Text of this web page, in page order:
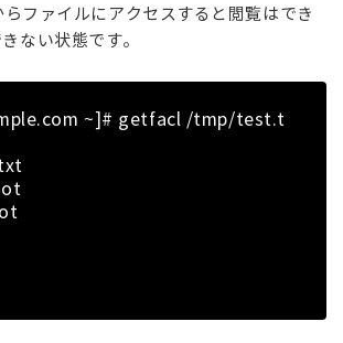
ファイルにアクセスすると閲覧はでき
ない状態です。
~]# getfacl /tmp/test.t